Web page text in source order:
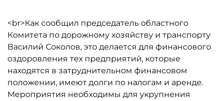
<br>Как сообщил председатель областного
Комитета по дорожному хозяйству и транспорту
Василий Соколов, это делается для финансового
оздоровления тех предприятий, которые
находятся в затруднительном финансовом
положении, имеют долги по налогам и аренде.
Мероприятия необходимы для укрупнения